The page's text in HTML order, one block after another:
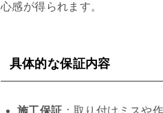
心感が得られます。
具体的な保証内容